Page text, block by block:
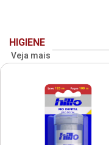
HIGIENE
Veja mais